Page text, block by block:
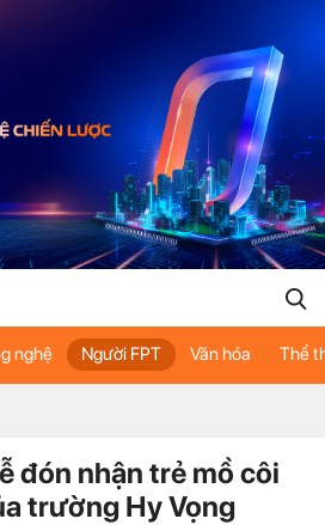
nghệ Người FPT Văn hóa Thể
đón nhận trẻ mồ côi
trường Hy Vọng